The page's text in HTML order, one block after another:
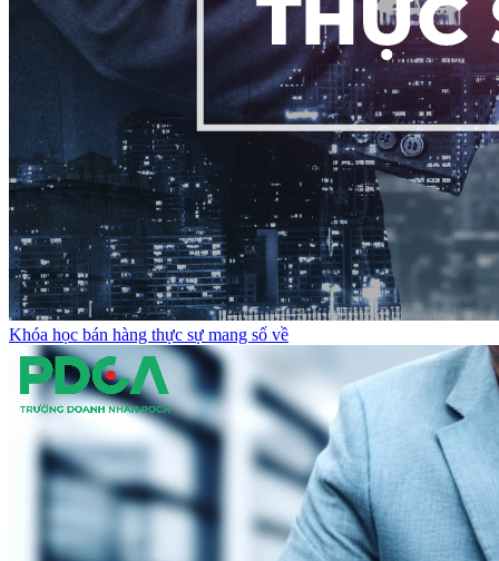
Khóa học bán hàng thực sự mang số về